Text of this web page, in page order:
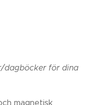
dagböcker för dina
magnetisk